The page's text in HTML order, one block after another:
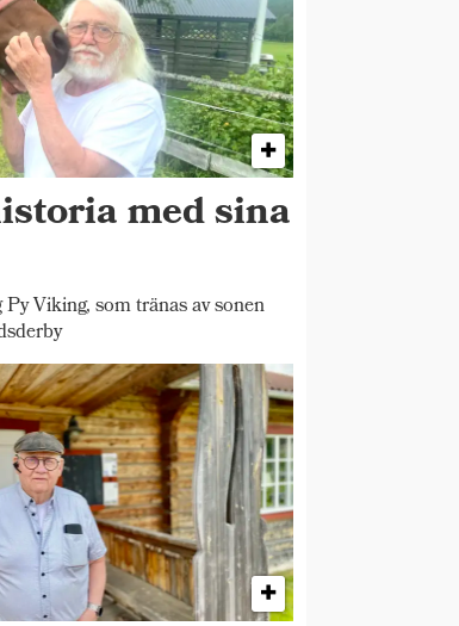
med sina
Viking, som tränas av sonen